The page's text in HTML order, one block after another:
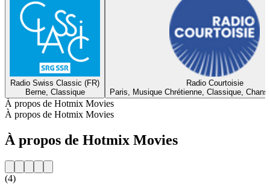
Radio Swiss Classic (FR)
Berne, Classique
Radio Courtoisie
Paris, Musique Chrétienne, Classique,
À propos de Hotmix Movies
À propos de Hotmix Movies
À propos de Hotmix Movies
(4)